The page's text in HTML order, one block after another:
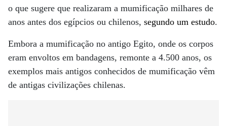
o que sugere que realizaram a mumificação milhares de
anos antes dos egípcios ou chilenos, segundo um estudo.
Embora a mumificação no antigo Egito, onde os corpos
eram envoltos em bandagens, remonte a 4.500 anos, os
exemplos mais antigos conhecidos de mumificação vêm
de antigas civilizações chilenas.